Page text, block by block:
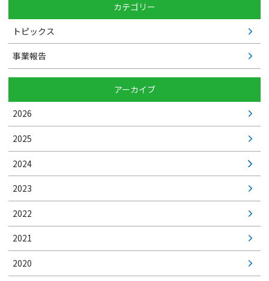
カテゴリー
トピックス
事業報告
アーカイブ
2026
2025
2024
2023
2022
2021
2020